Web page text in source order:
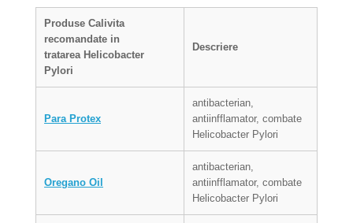
Produse Calivita
recomandate in
tratarea Helicobacter
Pylori
Descriere
Para Protex
antibacterian,
antiinfflamator, combate
Helicobacter Pylori
Oregano Oil
antibacterian,
antiinfflamator, combate
Helicobacter Pylori